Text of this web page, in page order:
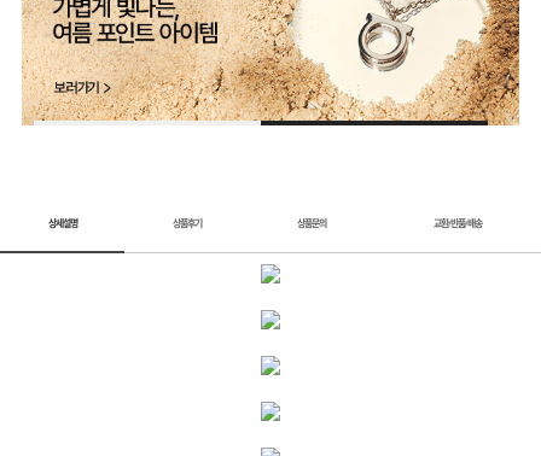
상세설명 상품후기 상품문의 교환/반품/배송